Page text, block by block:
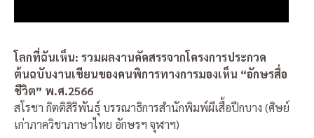
โลกที่ฉันเห็น: รวมผลงานคัดสรรจากโครงการประกวด
ต้นฉบับงานเขียนของคนพิการทางการมองเห็น “อักษรสื่อ
ชีวิต” พ.ศ.2566
สโรชา กิตติสิริพันธุ์ บรรณาธิการสำนักพิมพ์ผีเสื้อปีกบาง (ศิษย์
เก่าภาควิชาภาษาไทย อักษรฯ จุฬาฯ)